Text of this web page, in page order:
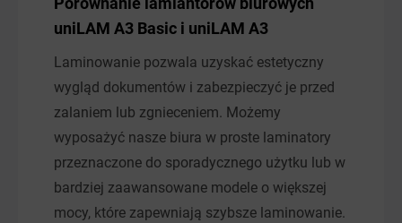
uniLAM A3 Basic i uniLAM A3
Laminowanie pozwala uzyskać estetyczny
wygląd dokumentów i zabezpieczyć je przed
zalaniem lub zgnieceniem. Możemy
wyposażyć nasze biura w proste laminatory
przeznaczone do sporadycznego użytku lub w
bardziej zaawansowane modele o większej
mocy, które zapewniają szybsze laminowanie.